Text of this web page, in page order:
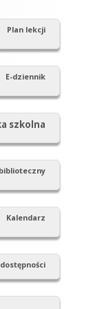
Plan lekcji
E-dziennik
szkolna
Kalendarz